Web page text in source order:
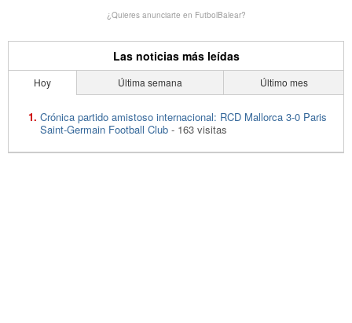
¿Quieres anunciarte en FutbolBalear?
Las noticias más leídas
Hoy Última semana Último mes
Crónica partido amistoso internacional: RCD Mallorca 3-0 Paris
Saint-Germain Football Club - 163 visitas